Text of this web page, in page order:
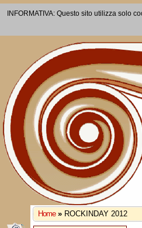
INFORMATIVA: Questo sito utilizza solo
Home » ROCKINDAY 2012